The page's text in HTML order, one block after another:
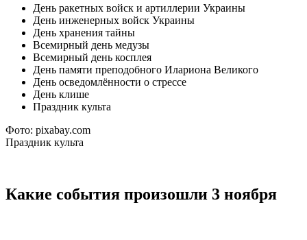
День ракетных войск и артиллерии Украины
День инженерных войск Украины
День хранения тайны
Всемирный день медузы
Всемирный день косплея
День памяти преподобного Илариона Великого
День осведомлённости о стрессе
День клише
Праздник культа
Фото: pixabay.com
Праздник культа
Какие события произошли 3 ноября